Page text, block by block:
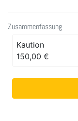
Zusammenfassung
Kaution
150,00 €